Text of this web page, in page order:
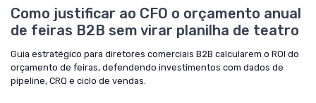
Como justificar ao CFO o orçamento anual
de feiras B2B sem virar planilha de teatro
Guia estratégico para diretores comerciais B2B calcularem o ROI do
orçamento de feiras, defendendo investimentos com dados de
pipeline, CRQ e ciclo de vendas.